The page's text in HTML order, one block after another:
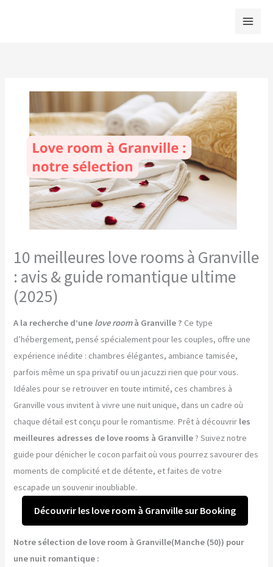
10 meilleures love rooms à Granville
: avis & guide romantique ultime
(2025)
A la recherche d’une love roomà Granville ? Ce type
d’hébergement, pensé spécialement pour les couples, offre une
expérience inédite : chambres élégantes, ambiance tamisée,
parfois même un spa privatif ou un jacuzzi rien que pour vous.
Idéales pour se retrouver en toute intimité, ces chambres à
Granville vous invitent à vivre une nuit unique, dans un cadre où
chaque détail est conçu pour le romantisme. Prêt à découvrir les
meilleures adresses de love rooms à Granville? Suivez notre
guide pour dénicher le cocon parfait où vous pourrez savourer des
moments de complicité et de détente, et faites de votre
escapade un souvenir inoubliable.
Découvrir les love room à Granville sur Booking
Notre sélection de love room à Granville(Manche (50)) pour
une nuit romantique :